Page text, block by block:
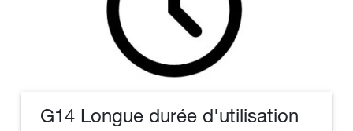
G14 Longue durée d'utilisation